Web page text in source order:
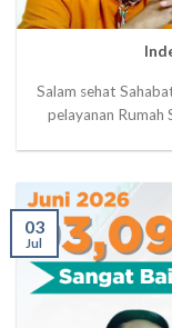
Salam sehat
pelayanan Rumah
03
Jul